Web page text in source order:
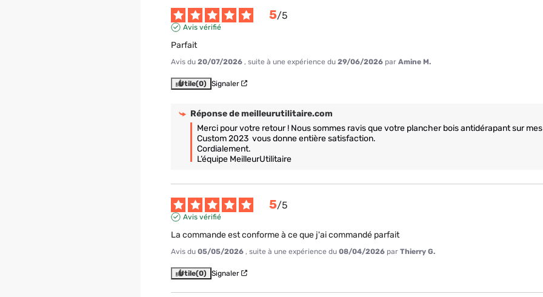
5/5
Avis vérifié
Parfait
Avis du 20/07/2026 , suite à une expérience du 29/06/2026 par Amine M.
Utile(0) Signaler
Réponse demeilleurutilitaire.com
Merci pour votre retour ! Nous sommes ravis que votre plancher bois antidérapant sur
Custom 2023  vous donne entière satisfaction.
Cordialement.
L’équipe MeilleurUtilitaire
5/5
Avis vérifié
La commande est conforme à ce que j'ai commandé parfait
Avis du 05/05/2026 , suite à une expérience du 08/04/2026 par Thierry G.
Utile(0) Signaler